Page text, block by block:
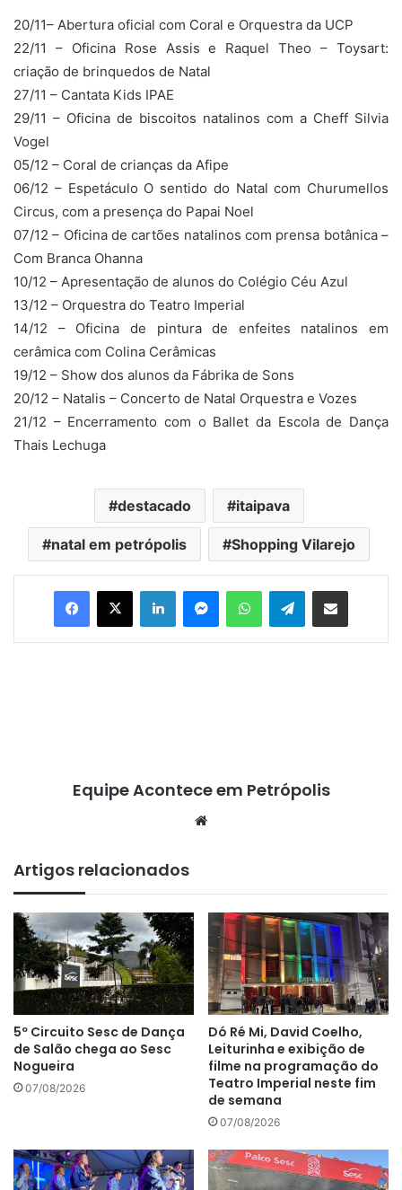
20/11– Abertura oficial com Coral e Orquestra da UCP
22/11 – Oficina Rose Assis e Raquel Theo – Toysart:
criação de brinquedos de Natal
27/11 – Cantata Kids IPAE
29/11 – Oficina de biscoitos natalinos com a Cheff Silvia
Vogel
05/12 – Coral de crianças da Afipe
06/12 – Espetáculo O sentido do Natal com Churumellos
Circus, com a presença do Papai Noel
07/12 – Oficina de cartões natalinos com prensa botânica –
Com Branca Ohanna
10/12 – Apresentação de alunos do Colégio Céu Azul
13/12 – Orquestra do Teatro Imperial
14/12 – Oficina de pintura de enfeites natalinos em
cerâmica com Colina Cerâmicas
19/12 – Show dos alunos da Fábrika de Sons
20/12 – Natalis – Concerto de Natal Orquestra e Vozes
21/12 – Encerramento com o Ballet da Escola de Dança
Thais Lechuga
destacado itaipava
natal em petrópolis Shopping Vilarejo
Telegram
Equipe Acontece em Petrópolis
Artigos relacionados
5º Circuito Sesc de Dança
de Salão chega ao Sesc
Nogueira
07/08/2026
Dó Ré Mi, David Coelho,
Leiturinha e exibição de
filme na programação do
Teatro Imperial neste fim
de semana
07/08/2026